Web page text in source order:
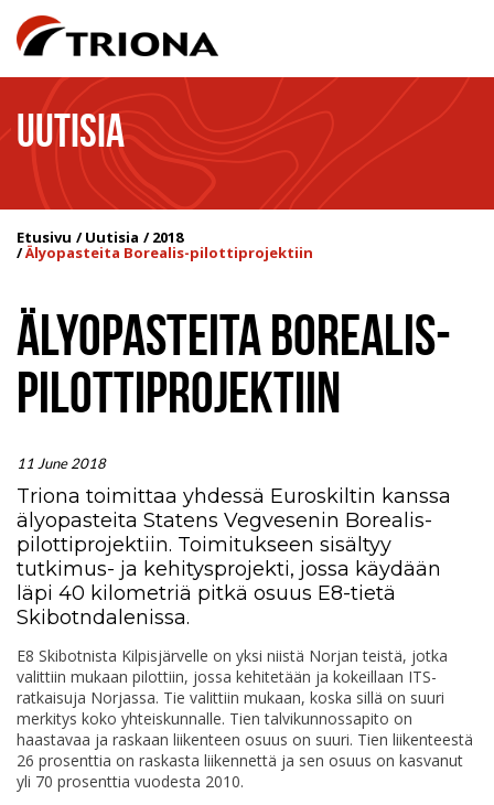
UUTISIA
Etusivu Uutisia 2018
Älyopasteita Borealis-pilottiprojektiin
ÄLYOPASTEITA BOREALIS-
PILOTTIPROJEKTIIN
11 June 2018
Triona toimittaa yhdessä Euroskiltin kanssa
älyopasteita Statens Vegvesenin Borealis-
pilottiprojektiin. Toimitukseen sisältyy
tutkimus- ja kehitysprojekti, jossa käydään
läpi 40 kilometriä pitkä osuus E8-tietä
Skibotndalenissa.
E8 Skibotnista Kilpisjärvelle on yksi niistä Norjan teistä, jotka
valittiin mukaan pilottiin, jossa kehitetään ja kokeillaan ITS-
ratkaisuja Norjassa. Tie valittiin mukaan, koska sillä on suuri
merkitys koko yhteiskunnalle. Tien talvikunnossapito on
haastavaa ja raskaan liikenteen osuus on suuri. Tien liikenteestä
26 prosenttia on raskasta liikennettä ja sen osuus on kasvanut
yli 70 prosenttia vuodesta 2010.